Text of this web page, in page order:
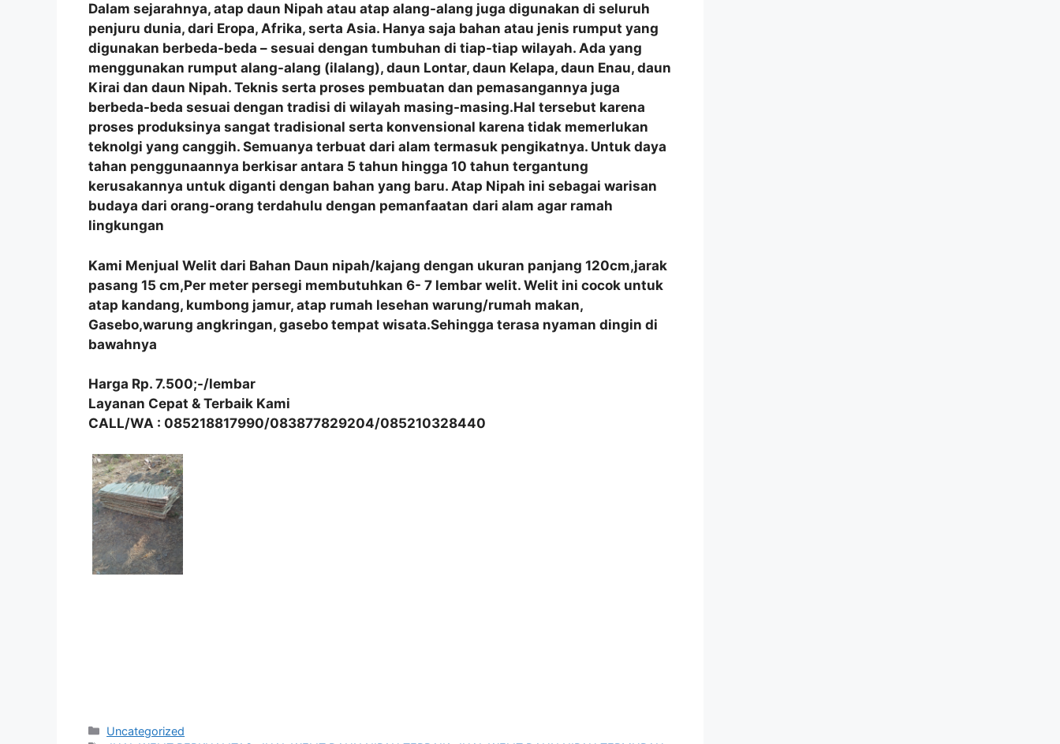
Dalam sejarahnya, atap daun Nipah atau atap alang-alang juga digunakan di seluruh
penjuru dunia, dari Eropa, Afrika, serta Asia. Hanya saja bahan atau jenis rumput yang
digunakan berbeda-beda – sesuai dengan tumbuhan di tiap-tiap wilayah. Ada yang
menggunakan rumput alang-alang (ilalang), daun Lontar, daun Kelapa, daun Enau, daun
Kirai dan daun Nipah. Teknis serta proses pembuatan dan pemasangannya juga
berbeda-beda sesuai dengan tradisi di wilayah masing-masing.Hal tersebut karena
proses produksinya sangat tradisional serta konvensional karena tidak memerlukan
teknolgi yang canggih. Semuanya terbuat dari alam termasuk pengikatnya. Untuk daya
tahan penggunaannya berkisar antara 5 tahun hingga 10 tahun tergantung
kerusakannya untuk diganti dengan bahan yang baru. Atap Nipah ini sebagai warisan
budaya dari orang-orang terdahulu dengan pemanfaatan dari alam agar ramah
lingkungan
Kami Menjual Welit dari Bahan Daun nipah/kajang dengan ukuran panjang 120cm,jarak
pasang 15 cm,Per meter persegi membutuhkan 6- 7 lembar welit. Welit ini cocok untuk
atap kandang, kumbong jamur, atap rumah lesehan warung/rumah makan,
Gasebo,warung angkringan, gasebo tempat wisata.Sehingga terasa nyaman dingin di
bawahnya
Harga Rp. 7.500;-/lembar
Layanan Cepat & Terbaik Kami
CALL/WA : 085218817990/083877829204/085210328440
Kategori
Uncategorized